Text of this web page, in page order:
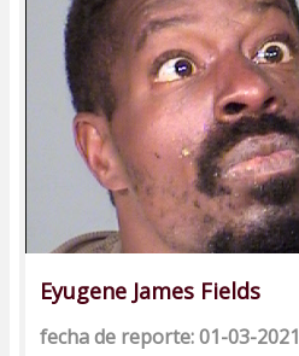
Eyugene James Fields
fecha de reporte: 01-03-2021